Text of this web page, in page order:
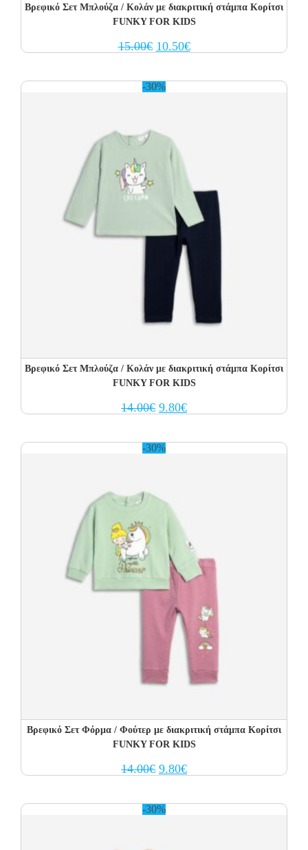
Βρεφικό Σετ Μπλούζα / Κολάν με διακριτική στάμπα Κορίτσι
FUNKY FOR KIDS
15.00€ Original
price
10.50€Current
price
-30%
Βρεφικό Σετ Μπλούζα / Κολάν με διακριτική στάμπα Κορίτσι
FUNKY FOR KIDS
14.00€ Original
price
9.80€Current
price
-30%
Βρεφικό Σετ Φόρμα / Φούτερ με διακριτική στάμπα Κορίτσι
FUNKY FOR KIDS
14.00€ Original
price
9.80€Current
price
-30%